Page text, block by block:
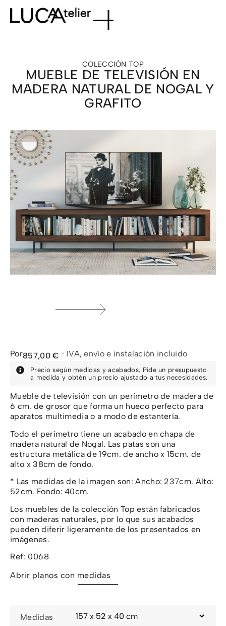
COLECCIÓNTOP
MUEBLE DE TELEVISIÓN EN
MADERA NATURAL DE NOGAL Y
GRAFITO
Por857,00€ · IVA, envío e instalación incluido
Precio según medidas y acabados. Pide un presupuesto
a medida y obtén un precio ajustado a tus necesidades.
Mueble de televisión con un perímetro de madera de
6 cm. de grosor que forma un hueco perfecto para
aparatos multimedia o a modo de estantería.
Todo el perímetro tiene un acabado en chapa de
madera natural de Nogal. Las patas son una
estructura metálica de 19cm. de ancho x 15cm. de
alto x 38cm de fondo.
* Las medidas de la imagen son: Ancho: 237cm. Alto:
52cm. Fondo: 40cm.
Los muebles de la colección Top están fabricados
con maderas naturales, por lo que sus acabados
pueden diferir ligeramente de los presentados en
imágenes.
Ref: 0068
Abrir planos con medidas
Medidas